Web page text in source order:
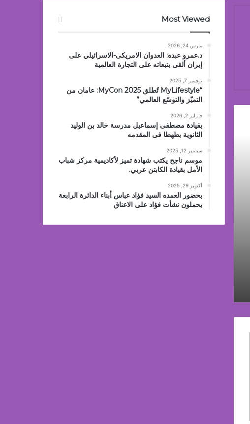
Most Viewed
مارس 24, 2026
د.عمرو عبده: العدوان الامريكى-الاسرائيلي على
إيران ألقى بتبعاته على التجارة العالمية
نوفمبر 7, 2025
“MyLifestyle تُطلق MyCon 2025: عامان من
التميّز والتوسّع العالمي”
فبراير 2, 2026
بقيادة مصطفى إسماعيل مدرسة خالد بن الوليد
الثانوية بطهطا فى المقدمه
سبتمبر 12, 2025
موسم ناجح يكتب شهادة تميز لأكاديمية مركز شباب
الأمل بقيادة الكابتن عربي.
أكتوبر 29, 2025
بحضور العمده السيد فؤاد عباس أبناء الدائرة الرابعة
يحملون نشأت فؤاد على الاعناق